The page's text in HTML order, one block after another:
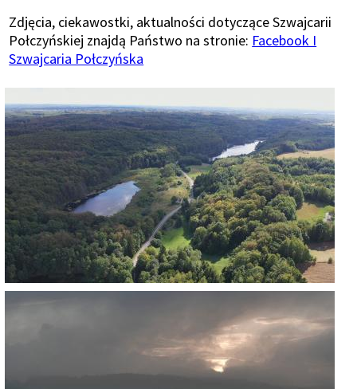
Zdjęcia, ciekawostki, aktualności dotyczące Szwajcarii
Połczyńskiej znajdą Państwo na stronie: Facebook I
Szwajcaria Połczyńska